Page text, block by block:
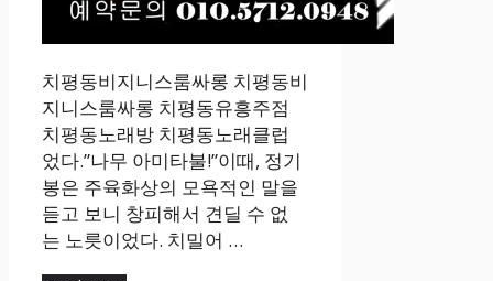
치평동비지니스룸싸롱 치평동비
지니스룸싸롱 치평동유흥주점
치평동노래방 치평동노래클럽
었다.”나무 아미타불!”이때, 정기
봉은 주육화상의 모욕적인 말을
듣고 보니 창피해서 견딜 수 없
는 노릇이었다. 치밀어 …